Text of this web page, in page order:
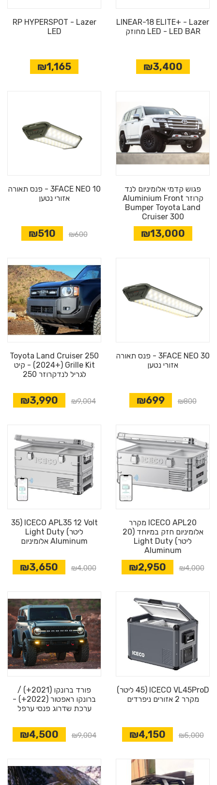
LINEAR-18 ELITE+ - Lazer
LED - LED BAR מחוזק
₪3,400
RP HYPERSPOT - Lazer
LED
₪1,165
פגוש קדמי אלומיניום לנד
קרוזר Aluminium Front
Bumper Toyota Land
Cruiser 300
₪13,000
3FACE NEO 10 - פנס תאורה
אזורי נטען
₪600
₪510
3FACE NEO 30 - פנס תאורה
אזורי נטען
₪800
₪699
Toyota Land Cruiser 250
(2024+) Grille Kit - קיט
לגריל לנדקרוזר 250
₪9,004
₪3,990
ICECO APL20 מקרר
אלומיניום חזק במיוחד (20
ליטר) Light Duty
Aluminum
₪4,000
₪2,950
ICECO APL35 12 Volt (35
ליטר) Light Duty
Aluminum אלומיניום
₪4,000
₪3,650
ICECO VL45ProD (45 ליטר)
מקרר 2 אזורים ניפרדים
₪5,000
₪4,150
פורד ברונקו (2021+) /
ברונקו ראפטור (2022+) -
ערכת שדרוג פנסי ערפל
₪9,004
₪4,500